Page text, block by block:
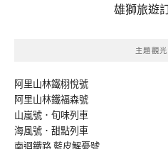
雄獅旅遊
主題觀
阿里山林鐵栩悅號
阿里山林鐵福森號
山嵐號．旬味列車
海風號．甜點列車
南迴鐵路 藍皮解憂號